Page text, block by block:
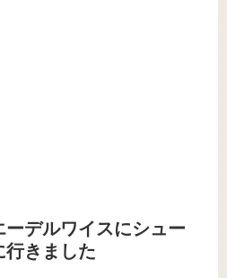
デルワイスにシュー
行きました